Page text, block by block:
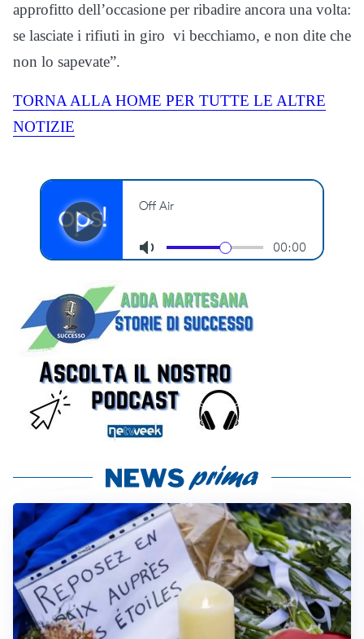
approfitto dell’occasione per ribadire ancora una volta:
se lasciate i rifiuti in giro vi becchiamo, e non dite che
non lo sapevate”.
TORNA ALLA HOME PER TUTTE LE ALTRE
NOTIZIE